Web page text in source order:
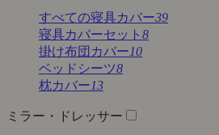
すべての寝具カバー39
寝具カバーセット 8
掛け布団カバー10
ベッドシーツ8
枕カバー13
ミラー・ドレッサー